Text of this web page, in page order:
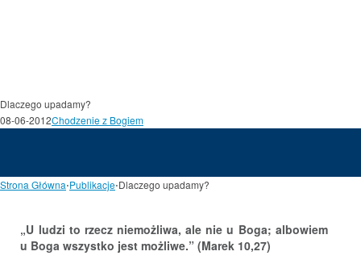
Dlaczego upadamy?
08-06-2012Chodzenie z Bogiem
Strona Główna⋅Publikacje⋅Dlaczego upadamy?
„U ludzi to rzecz niemożliwa, ale nie u Boga; albowiem
u Boga wszystko jest możliwe.” (Marek 10,27)